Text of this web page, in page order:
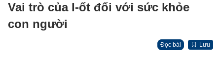
Vai trò của I-ốt đối với sức khỏe
con người
Đọc bài Lưu